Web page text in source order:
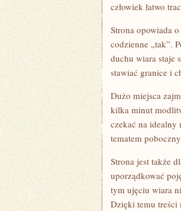
człowiek łatwo
Strona opowiada
codzienne „tak”.
duchu wiara staje
stawiać granice i
Dużo miejsca
kilka minut
czekać na idealny
tematem
Strona jest także
uporządkować
tym ujęciu wiara
Dzięki temu treści